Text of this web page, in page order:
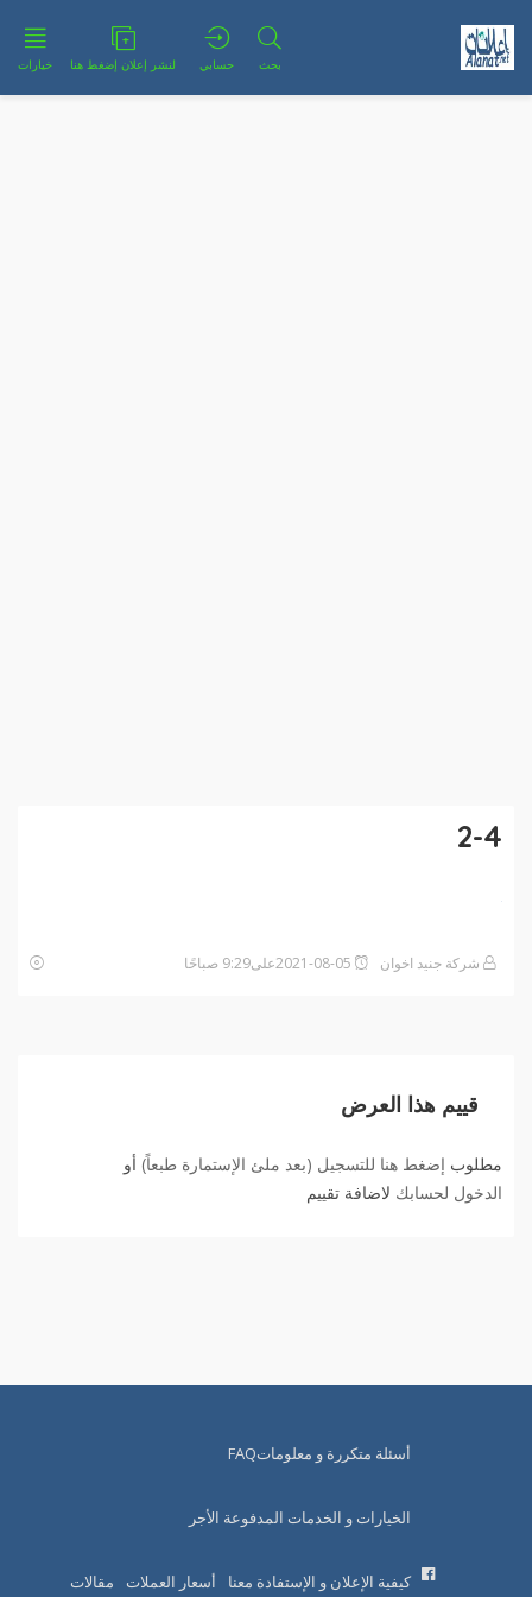
بحث حسابي لنشر إعلان إضغط هنا خيارات
2-4
شركة جنيد اخوان
قييم هذا العرض
مطلوب إضغط هنا للتسجيل (بعد ملئ الإستمارة طبعاً) أو
الدخول لحسابك لاضافة تقييم
أسئلة متكررة و معلوماتFAQ
الخيارات و الخدمات المدفوعة الأجر
كيفية الإعلان و الإستفادة معنا أسعار العملات مقالات